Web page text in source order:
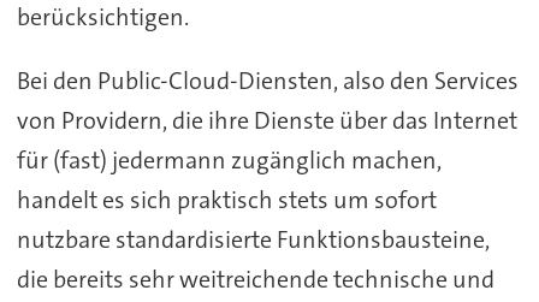
berücksichtigen.
Bei den Public-Cloud-Diensten, also den Services
von Providern, die ihre Dienste über das Internet
für (fast) jedermann zugänglich machen,
handelt es sich praktisch stets um sofort
nutzbare standardisierte Funktionsbausteine,
die bereits sehr weitreichende technische und